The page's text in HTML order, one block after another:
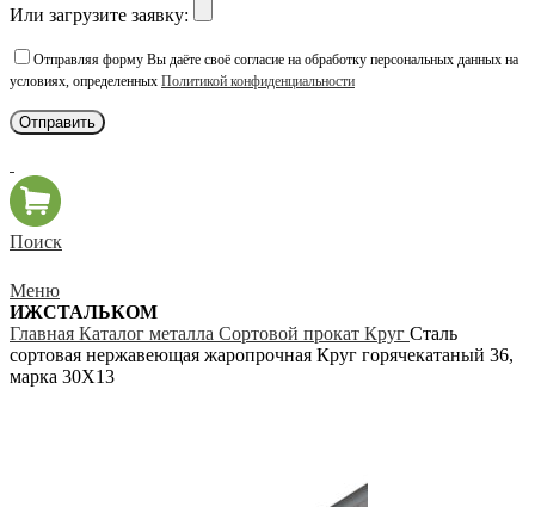
Или загрузите заявку:
Отправляя форму Вы даёте своё согласие на обработку персональных данных на
условиях, определенных Политикой конфиденциальности
Поиск
Меню
ИЖСТАЛЬКОМ
Главная Каталог металла Сортовой прокат Круг Сталь
сортовая нержавеющая жаропрочная Круг горячекатаный 36,
марка 30Х13